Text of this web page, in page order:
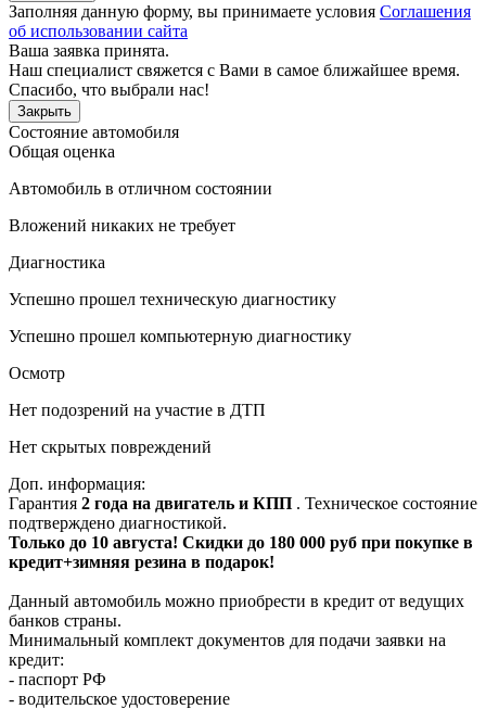
Заполняя данную форму, вы принимаете условия Соглашения
об использовании сайта
Ваша заявка принята.
Наш специалист свяжется с Вами в самое ближайшее время.
Спасибо, что выбрали нас!
Закрыть
Состояние автомобиля
Общая оценка
Автомобиль в отличном состоянии
Вложений никаких не требует
Диагностика
Успешно прошел техническую диагностику
Успешно прошел компьютерную диагностику
Осмотр
Нет подозрений на участие в ДТП
Нет скрытых повреждений
Доп. информация:
Гарантия 2 года на двигатель и КПП . Техническое состояние
подтверждено диагностикой.
Только до 10 августа! Скидки до 180 000 руб при покупке в
кредит+зимняя резина в подарок!
Данный автомобиль можно приобрести в кредит от ведущих
банков страны.
Минимальный комплект документов для подачи заявки на
кредит:
- паспорт РФ
- водительское удостоверение